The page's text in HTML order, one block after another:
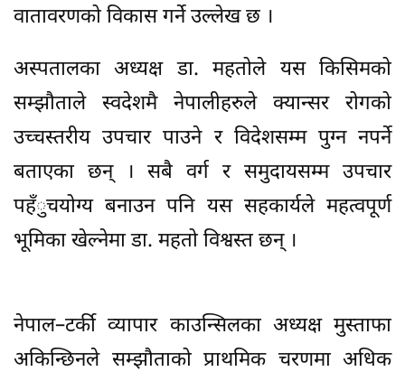
वातावरणको विकास गर्ने उल्लेख छ ।
अस्पतालका अध्यक्ष डा. महतोले यस किसिमको
सम्झौताले स्वदेशमै नेपालीहरुले क्यान्सर रोगको
उच्चस्तरीय उपचार पाउने र विदेशसम्म पुग्न नपर्ने
बताएका छन् । सबै वर्ग र समुदायसम्म उपचार
पहँुचयोग्य बनाउन पनि यस सहकार्यले महत्वपूर्ण
भूमिका खेल्नेमा डा. महतो विश्वस्त छन् ।
नेपाल–टर्की व्यापार काउन्सिलका अध्यक्ष मुस्ताफा
अकिन्छिनले सम्झौताको प्राथमिक चरणमा अधिक